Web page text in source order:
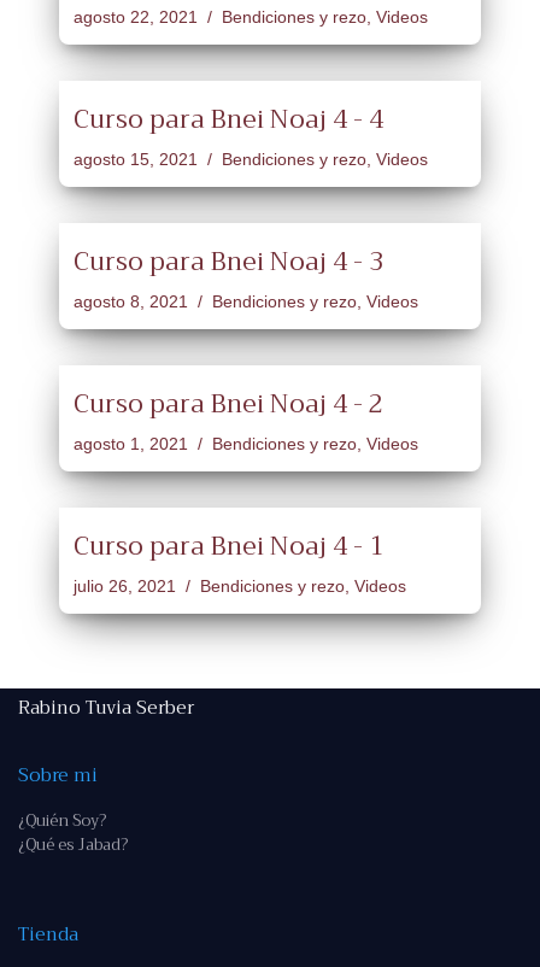
agosto 22, 2021 Bendiciones y rezo, Videos
Curso para Bnei Noaj 4 - 4
agosto 15, 2021 Bendiciones y rezo, Videos
Curso para Bnei Noaj 4 - 3
agosto 8, 2021 Bendiciones y rezo, Videos
Curso para Bnei Noaj 4 - 2
agosto 1, 2021 Bendiciones y rezo, Videos
Curso para Bnei Noaj 4 - 1
julio 26, 2021 Bendiciones y rezo, Videos
Rabino Tuvia Serber
Sobre mi
¿Quién Soy?
¿Qué es Jabad?
Tienda